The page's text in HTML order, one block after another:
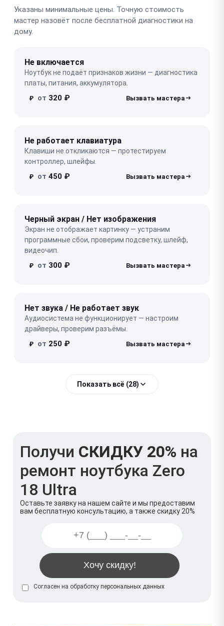
Указаны минимальные цены. Точную стоимость
мастер назовёт после бесплатной диагностики на
дому.
Не включается
Ноутбук не подаёт признаков жизни — диагностика
платы, питания, аккумулятора.
₽ от 320 ₽
Не работает клавиатура
Клавиши не откликаются — протестируем
контроллер, шлейфы.
₽ от 450 ₽
Черный экран / Нет изображения
Экран не отображает картинку — устраним
программные сбои, проверим подсветку, шлейф,
видеочип.
₽ от 300 ₽
Нет звука / Не работает звук
Аудиосистема не функционирует — настроим
драйверы, проверим разъёмы.
₽ от 250 ₽
Показать всё (28)
Получи СКИДКУ 20% на
ремонт ноутбука Zero
18 Ultra
Оставьте заявку на нашем сайте и мы предоставим
вам бесплатную консультацию, а также скидку 20%
Согласен на обработку персональных данных